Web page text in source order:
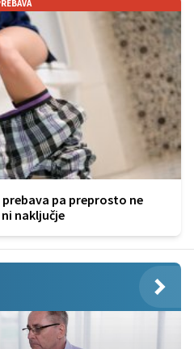
pa preprosto ne
naključje